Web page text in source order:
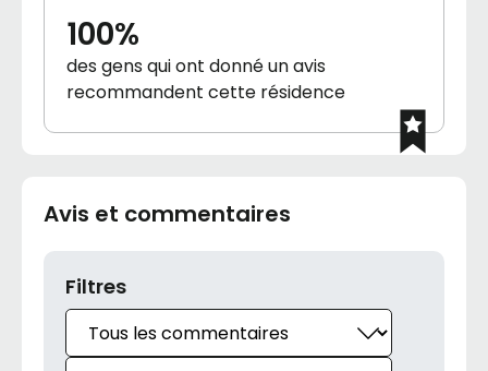
100%
des gens qui ont donné un avis
recommandent cette résidence
Avis et commentaires
Filtres